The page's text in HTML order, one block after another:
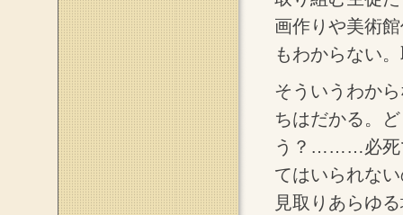
画作りや美術
もわからない
そういうわか
ちはだかる。
う？………必死
てはいられな
見取りあらゆ